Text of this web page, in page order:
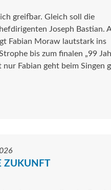
greifbar. Gleich soll die
Joseph Bastian.
Fabian Moraw lautstark ins
bis zum finalen „99
Fabian geht beim Singen
ZUKUNFT